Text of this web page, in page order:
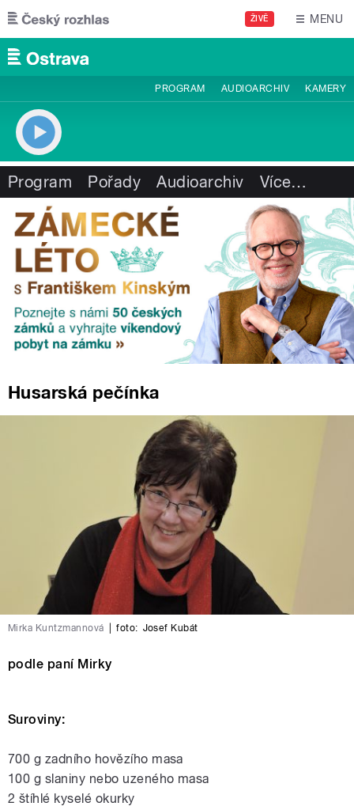
Přejít k hlavnímu obsahu
ŽIVĚ MENU
PROGRAM AUDIOARCHIV KAMERY
Program Pořady Audioarchiv Více…
Husarská pečínka
Mirka Kuntzmannová foto: Josef Kubát
podle paní Mirky
Suroviny:
700 g zadního hovězího masa
100 g slaniny nebo uzeného masa
2 štíhlé kyselé okurky